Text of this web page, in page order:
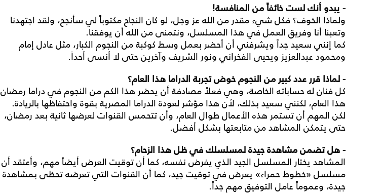
- يبدو أنك لست خائفاً من المنافسة!
ولماذا الخوف؟ فكل شيء مقدر من الله عز وجل، لو كان النجاح مكتوباً لي سأنجح، ولقد اجتهدنا
وتعبنا أنا وفريق العمل في هذا المسلسل، ونتمنى من الله أن يوفقنا.
كما إنني سعيد جداً ويشرفني أن أحضر بعمل وسط كوكبة من النجوم الكبار، مثل عادل إمام
ومحمود عبدالعزيز ويحيى الفخراني ونور الشريف وآخرين حتى لا أنسى أحداً.
- لماذا قرر عدد كبير من النجوم خوض تجربة الدراما هذا العام؟
كل فنان له حساباته الخاصة، وهي فعلاً مصادفة أن يحضر هذا الكم من النجوم في دراما رمضان
هذا العام، لكنني سعيد بذلك، لأن هذا مؤشر لعودة الدراما المصرية بقوة واحتفاظها بالريادة.
لكن المهم أن تستمر هذه الأعمال طوال العام، وأن تتحمس القنوات لعرضها ثانية بعد رمضان،
حتى يتمكن المشاهد من متابعتها بشكل أفضل.
- هل تضمن مشاهدة جيدة لمسلسلك في ظل هذا الزحام؟
المشاهد يختار المسلسل الجيد الذي يفرض نفسه، كما أن توقيت العرض أيضاً مهم، وأعتقد أن
مسلسل «خطوط حمراء» يعرض في توقيت جيد، كما أن القنوات التي تعرضه تحظى بمشاهدة
جيدة، وعموماً عامل التوفيق مهم جداً.